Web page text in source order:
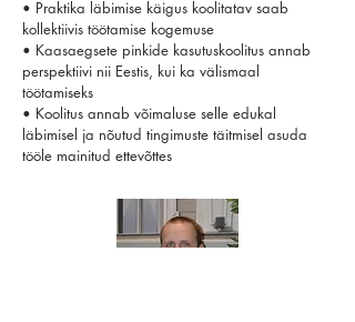
• Praktika läbimise käigus koolitatav saab
kollektiivis töötamise kogemuse
• Kaasaegsete pinkide kasutuskoolitus annab
perspektiivi nii Eestis, kui ka välismaal
töötamiseks
• Koolitus annab võimaluse selle edukal
läbimisel ja nõutud tingimuste täitmisel asuda
tööle mainitud ettevõttes